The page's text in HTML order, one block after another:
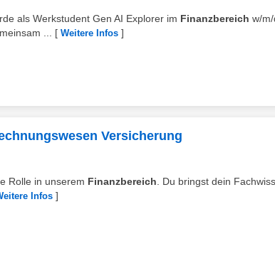
als Werkstudent Gen AI Explorer im Finanzbereich w/
...
[ Weitere Infos ]
Versicherung
Rolle in unserem Finanzbereich . Du bringst dein
Infos ]